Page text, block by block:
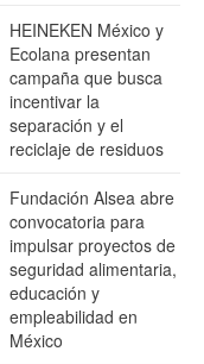
HEINEKEN México y
Ecolana presentan
campaña que busca
incentivar la
separación y el
reciclaje de residuos
Fundación Alsea abre
convocatoria para
impulsar proyectos de
seguridad alimentaria,
educación y
empleabilidad en
México